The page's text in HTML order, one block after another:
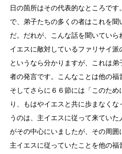
日の箇所はその代表的なところで
で、弟子たちの多くの者はこれを
だ。だれが、こんな話を聞いてい
イエスに敵対しているファリサイ
というなら分かりますが、これは
者の発言です。こんなことは他の福
そしてさらに６６節には「このた
り、もはやイエスと共に歩まなく
うのは、主イエスに従って来てい
がその中心にいましたが、その周
主イエスに従っていたことを他の